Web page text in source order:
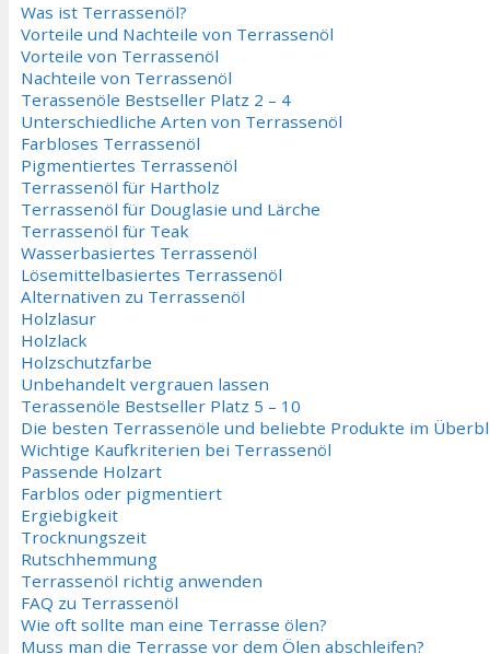
Was ist Terrassenöl?
Vorteile und Nachteile von Terrassenöl
Vorteile von Terrassenöl
Nachteile von Terrassenöl
Terassenöle Bestseller Platz 2 – 4
Unterschiedliche Arten von Terrassenöl
Farbloses Terrassenöl
Pigmentiertes Terrassenöl
Terrassenöl für Hartholz
Terrassenöl für Douglasie und Lärche
Terrassenöl für Teak
Wasserbasiertes Terrassenöl
Lösemittelbasiertes Terrassenöl
Alternativen zu Terrassenöl
Holzlasur
Holzlack
Holzschutzfarbe
Unbehandelt vergrauen lassen
Terassenöle Bestseller Platz 5 – 10
Die besten Terrassenöle und beliebte Produkte im
Wichtige Kaufkriterien bei Terrassenöl
Passende Holzart
Farblos oder pigmentiert
Ergiebigkeit
Trocknungszeit
Rutschhemmung
Terrassenöl richtig anwenden
FAQ zu Terrassenöl
Wie oft sollte man eine Terrasse ölen?
Muss man die Terrasse vor dem Ölen abschleifen?